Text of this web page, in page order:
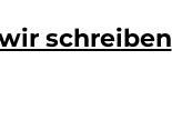
schreiben